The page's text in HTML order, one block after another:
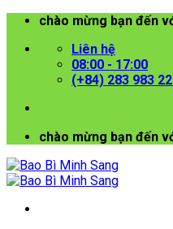
chào mừng bạn đến
Liên hệ
08:00 - 17:00
(+84) 283 983
chào mừng bạn đến